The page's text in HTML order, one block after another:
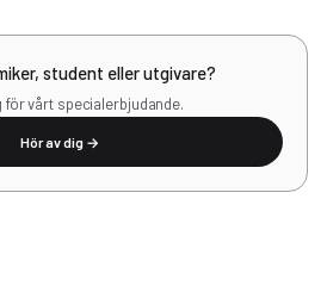
student eller utgivare?
för vårt specialerbjudande.
Hör av dig →